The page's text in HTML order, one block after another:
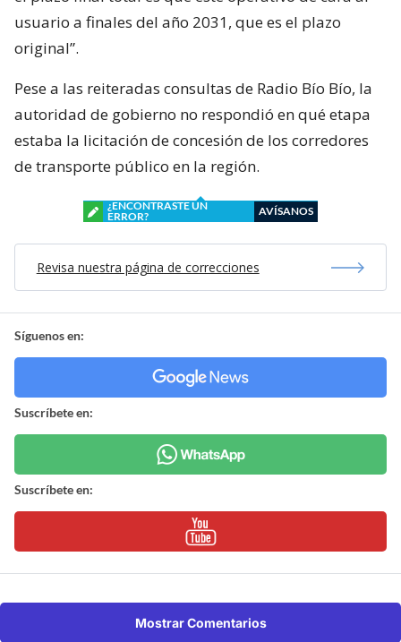
usuario a finales del año 2031, que es el plazo
original”.
Pese a las reiteradas consultas de Radio Bío Bío, la
autoridad de gobierno no respondió en qué etapa
estaba la licitación de concesión de los corredores
de transporte público en la región.
¿ENCONTRASTE UN
ERROR?
AVÍSANOS
Revisa nuestra página de correcciones
Síguenos en:
Suscríbete en:
Suscríbete en:
Mostrar Comentarios